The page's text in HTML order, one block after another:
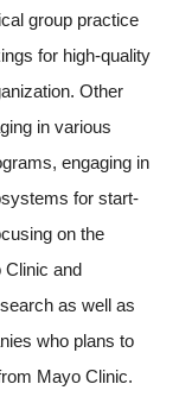
group practice
for high-quality
Other
in various
engaging in
for start-
on the
Clinic and
as well as
who plans to
Mayo Clinic.